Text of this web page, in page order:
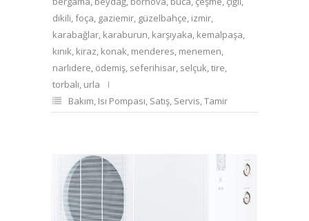
dikili,foça, gaziemir, güzelbahçe, izmir,
karabağlar, karaburun, karşıyaka, kemalpaşa,
kınık, kiraz, konak, menderes, menemen,
narlıdere, ödemiş, seferihisar, selçuk,tire,
torbalı, urla
Bakım, Isı Pompası, Satış, Servis,Tamir